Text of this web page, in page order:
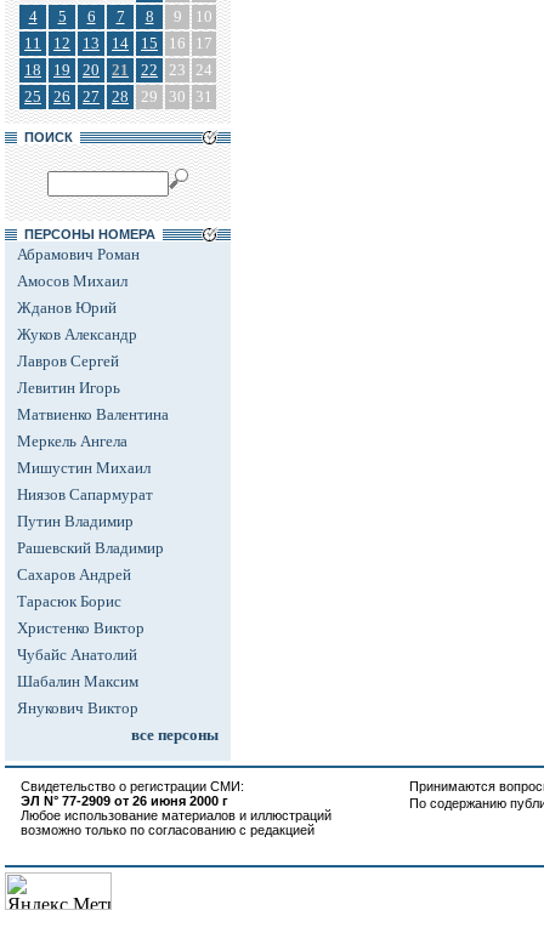
4
5 6 7 8 9
10
11
12 13 14 15 16
17
18
19 20 21 22 23 24
25
26 27 28 29 30 31
ПОИСК
ПЕРСОНЫ НОМЕРА
Абрамович Роман
Амосов Михаил
Жданов Юрий
Жуков Александр
Лавров Сергей
Левитин Игорь
Матвиенко Валентина
Меркель Ангела
Мишустин Михаил
Ниязов Сапармурат
Путин Владимир
Рашевский Владимир
Сахаров Андрей
Тарасюк Борис
Христенко Виктор
Чубайс Анатолий
Шабалин Максим
Янукович Виктор
все персоны
Свидетельство о регистрации СМИ:
ЭЛ N° 77-2909 от 26 июня 2000 г
Любое использование материалов и иллюстраций
возможно только по согласованию с редакцией
Принимаются
По содержанию